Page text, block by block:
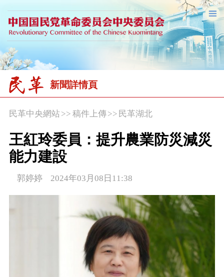
新聞詳情頁
民革中央網站>> 稿件上傳>> 民革湖北
王紅玲委員：提升農業防災減災
能力建設
郭婷婷 2024年03月08日11:38